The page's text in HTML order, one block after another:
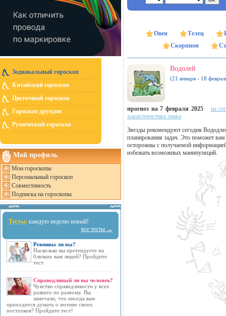
Зодиакальный гороскоп
Китайский гороскоп
Цветочный гороскоп
Гороскоп друидов
Рунический гороскоп
Мой профиль
Мои гороскопы
Персональный гороскоп
Совместимость
Подписка на гороскопы
Тесты: каждую неделю новый!
все тесты →
Ревнивы ли вы?
Насколько вы претендуете на
близких вам людей? Пройдите
тест.
Справедливый ли вы человек?
Чувство справедливости у всех
развито по разному. Вы
замечали, что иногда вам
приходится думать о мотиве своих
поступков? Пройдите тест!
Овен Телец
Скорпион
Водолей
(21 января - 18
прогноз на 7 февраля 2025
на
характеристика знака
Звезды рекомендуют сегодня
планирования задач. Это поможет вам
осторожны с получаемой
избежать возможных манипуляций.